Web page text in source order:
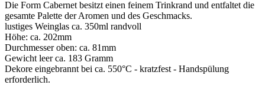
Die Form Cabernet besitzt einen feinem Trinkrand und entfaltet die
gesamte Palette der Aromen und des Geschmacks.
lustiges Weinglas ca. 350ml randvoll
Höhe: ca. 202mm
Durchmesser oben: ca. 81mm
Gewicht leer ca. 183 Gramm
Dekore eingebrannt bei ca. 550°C - kratzfest - Handspülung
erforderlich.